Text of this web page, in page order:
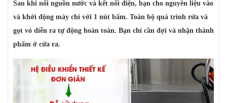
Sau khi nối nguồn nước và kết nối điện, bạn cho nguyên liệu vào
và khởi động máy chỉ với 1 nút bấm. Toàn bộ quá trình rửa và
gọt vỏ diễn ra tự động hoàn toàn. Bạn chỉ cần đợi và nhận thành
phẩm ở cửa ra.